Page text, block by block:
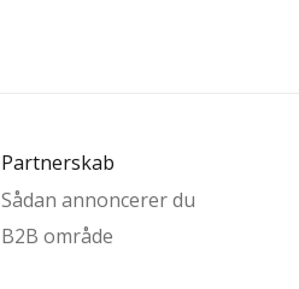
Partnerskab
Sådan annoncerer du
B2B område